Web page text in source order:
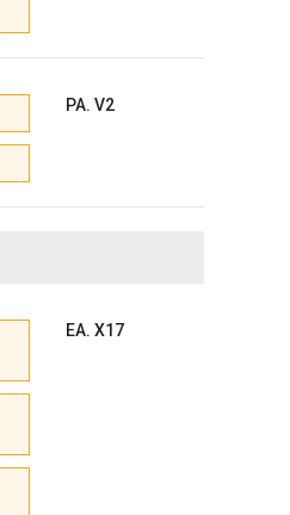
PA. V2
EA. X17